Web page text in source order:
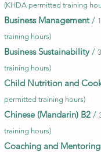
(KHDA permitted training
Business Management/
training hours)
Business Sustainability/
training hours)
Child Nutrition and
permitted training hours)
Chinese (Mandarin) B2 /
training hours)
Coaching and Mentoring